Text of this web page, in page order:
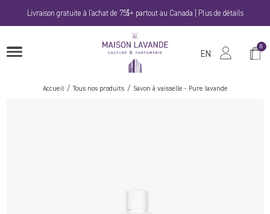
contenu
Livraison gratuite à l'achat de 75$+ partout au Canada | Plus de détails
OUVRIRE
LE
La
Maison
Lavande
EN
0
Accueil Tous nos produits Savon à vaisselle - Pure lavande